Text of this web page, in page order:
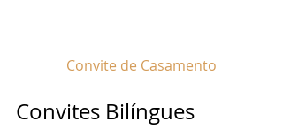
Convite de Casamento
Convites Bilíngues